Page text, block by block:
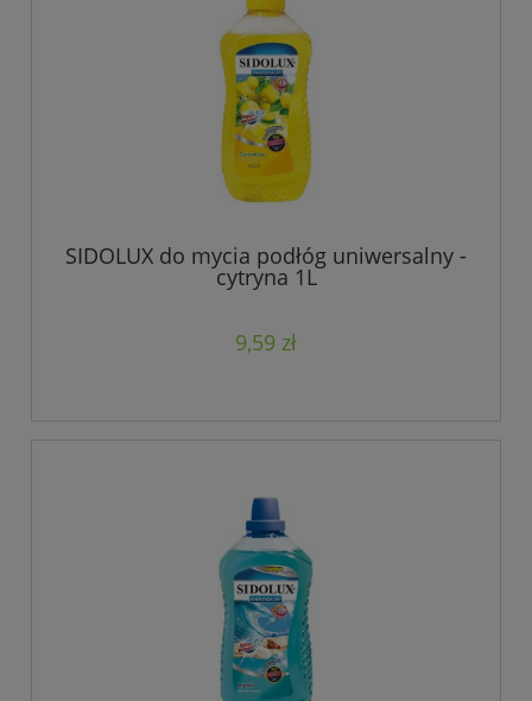
SIDOLUX do mycia podłóg uniwersalny -
cytryna 1L
9,59 zł